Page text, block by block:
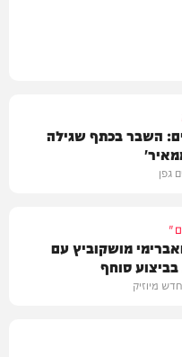
השבר בכתף שגילה
גפן
מושקוביץ עם
סוחף
מיוזיק